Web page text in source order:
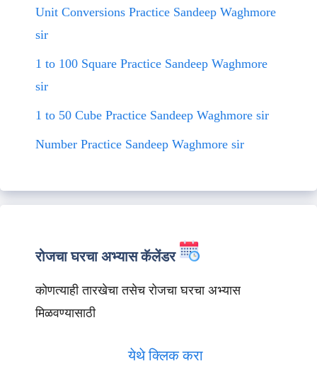
Unit Conversions Practice Sandeep Waghmore
sir
1 to 100 Square Practice Sandeep Waghmore
sir
1 to 50 Cube Practice Sandeep Waghmore sir
Number Practice Sandeep Waghmore sir
रोजचा घरचा अभ्यास कॅलेंडर
कोणत्याही तारखेचा तसेच रोजचा घरचा अभ्यास
मिळवण्यासाठी
येथे क्लिक करा